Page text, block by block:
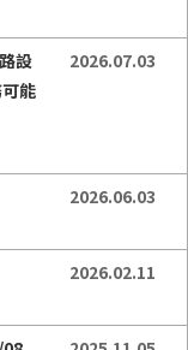
相關法規
2026.07.03
設
能
2026.06.03
2026.02.11